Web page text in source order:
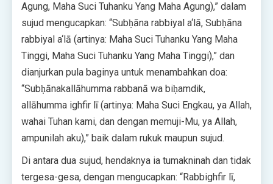
Agung, Maha Suci Tuhanku Yang Maha Agung),” dalam
sujud mengucapkan: “Subḥāna rabbiyal a‘lā, Subḥāna
rabbiyal a‘lā (artinya: Maha Suci Tuhanku Yang Maha
Tinggi, Maha Suci Tuhanku Yang Maha Tinggi),” dan
dianjurkan pula baginya untuk menambahkan doa:
“Subḥānakallāhumma rabbanā wa biḥamdik,
allāhumma ighfir lī (artinya: Maha Suci Engkau, ya Allah,
wahai Tuhan kami, dan dengan memuji-Mu, ya Allah,
ampunilah aku),” baik dalam rukuk maupun sujud.
Di antara dua sujud, hendaknya ia tumakninah dan tidak
tergesa-gesa, dengan mengucapkan: “Rabbighfir lī,